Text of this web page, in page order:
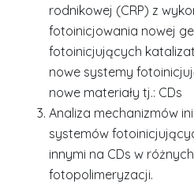
rodnikowej (CRP) z
fotoinicjowania nowej
fotoinicjujących
nowe systemy
nowe materiały tj.: CDs
Analiza mechanizmów
systemów
innymi na CDs w
fotopolimeryzacji.